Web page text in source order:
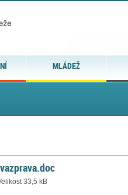
MLÁDEŽ
33,5 kB